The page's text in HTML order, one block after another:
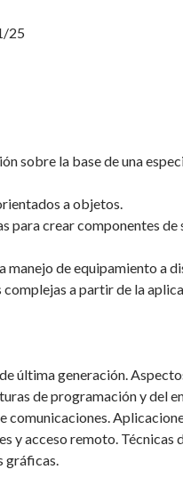
25
sobre la base de una
a objetos.
para crear componentes
manejo de equipamiento a
complejas a partir de la
última generación.
de programación y del
comunicaciones.
y acceso remoto. Técnicas
gráficas.